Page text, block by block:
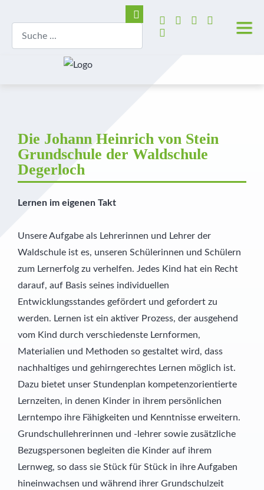
Die Johann Heinrich von Stein
Grundschule der Waldschule
Degerloch
Lernen im eigenen Takt
Unsere Aufgabe als Lehrerinnen und Lehrer der
Waldschule ist es, unseren Schülerinnen und Schülern
zum Lernerfolg zu verhelfen. Jedes Kind hat ein Recht
darauf, auf Basis seines individuellen
Entwicklungsstandes gefördert und gefordert zu
werden. Lernen ist ein aktiver Prozess, der ausgehend
vom Kind durch verschiedenste Lernformen,
Materialien und Methoden so gestaltet wird, dass
nachhaltiges und gehirngerechtes Lernen möglich ist.
Dazu bietet unser Stundenplan kompetenzorientierte
Lernzeiten, in denen Kinder in ihrem persönlichen
Lerntempo ihre Fähigkeiten und Kenntnisse erweitern.
Grundschullehrerinnen und -lehrer sowie zusätzliche
Bezugspersonen begleiten die Kinder auf ihrem
Lernweg, so dass sie Stück für Stück in ihre Aufgaben
hineinwachsen und während ihrer Grundschulzeit